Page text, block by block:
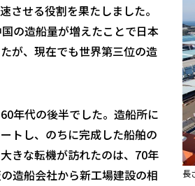
させる役割を果たしました。
の造船量が増えたことで日本
が、現在でも世界第三位の造
年代の後半でした。造船所に
トし、のちに完成した船舶の
きな転機が訪れたのは、70年
造船会社から新工場建設の相
長